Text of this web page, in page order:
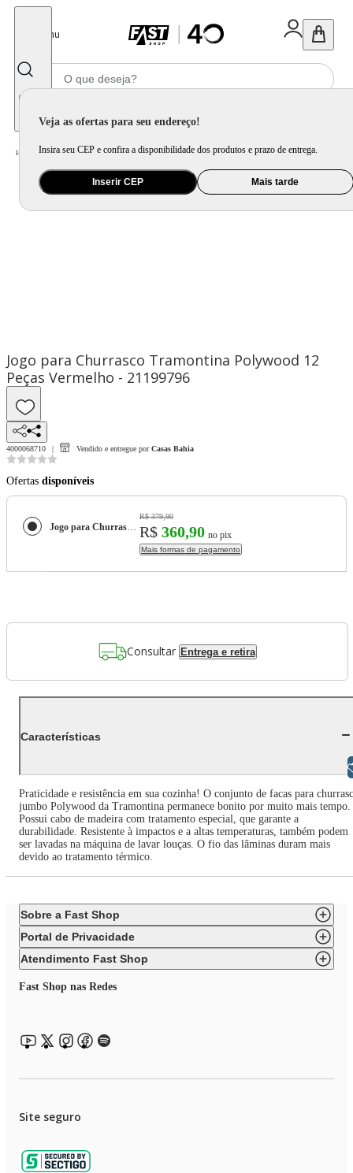
Menu
Veja as ofertas para seu endereço!
Insira seu CEP e confira a disponibilidade dos produtos e prazo de entrega.
Inserir CEP Mais tarde
Home Utilidade Doméstica Churrasco Utensílio para Churrasco
Jogo para Churrasco Tramontina Polywood 12
Peças Vermelho - 21199796
4000068710 Vendido e entregue por Casas Bahia
Ofertas disponíveis
Jogo para Churrasco Tramontina Polywood 12 Peças Vermelho - 21199796
R$ 379,90
R$ 360,90 no pix
Mais formas de pagamento
Consultar Entrega e retira
Características
Praticidade e resistência em sua cozinha! O conjunto de facas para
jumbo Polywood da Tramontina permanece bonito por muito mais tempo.
Possui cabo de madeira com tratamento especial, que garante a
durabilidade. Resistente à impactos e a altas temperaturas, também podem
ser lavadas na máquina de lavar louças. O fio das lâminas duram mais
devido ao tratamento térmico.
Sobre a Fast Shop
Portal de Privacidade
Atendimento Fast Shop
Fast Shop nas Redes
Site seguro